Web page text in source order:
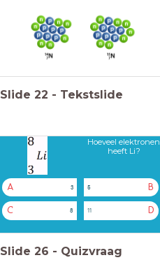
Slide 22 - Tekstslide
Hoeveel elektronen
heeft Li?
A 3 B
5
C 8 D
11
Slide 26 - Quizvraag